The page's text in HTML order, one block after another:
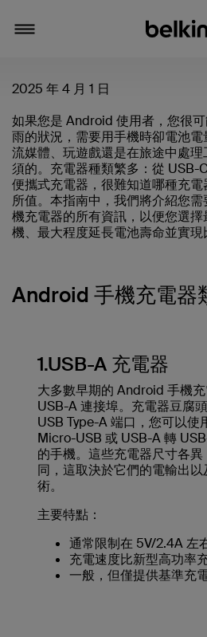
2025 年 4 月 1 日
如果您是 Android 使用者，您很
雨的狀況，需要用手機時卻電池
流媒體、玩遊戲還是在旅途中處
須的。充電器種類繁多：從 USB-
便攜式充電器，很難知道哪種充
所值。本指南中，我們將介紹您
機充電器的所有資訊，以便您選
機、最大程度延長電池壽命並實現
Android 手機充電器
1.USB-A 充電器
大多數早期的 Android 手機
USB-A 連接埠。充電器豆腐
USB Type-A 端口，您可以使
Micro-USB 或 USB-A 轉
的手機。這些充電器尺寸各
同，這取決於它們的電輸出
術。
主要特點：
通常限制在 5V/2.4A 左
充電速度比新型高功率
一般，但僅提供基準充